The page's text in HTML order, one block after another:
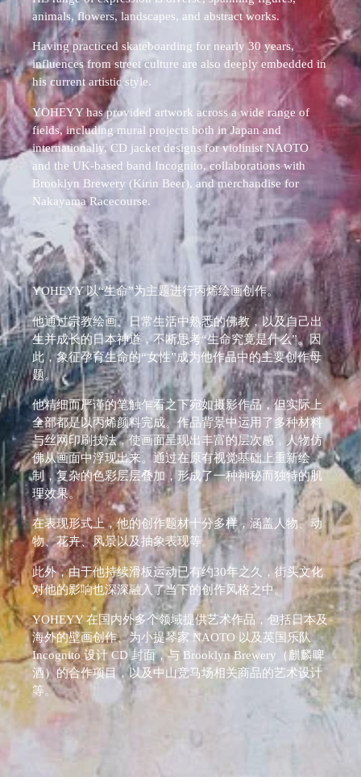
animals, flowers, landscapes, and abstract works.
Having practiced skateboarding for nearly 30 years,
influences from street culture are also deeply embedded in
his current artistic style.
YOHEYY has provided artwork across a wide range of
fields, including mural projects both in Japan and
internationally, CD jacket designs for violinist NAOTO
and the UK-based band Incognito, collaborations with
Brooklyn Brewery (Kirin Beer), and merchandise for
Nakayama Racecourse.
YOHEYY 以“生命”为主题进行丙烯绘画创作。
他通过宗教绘画、日常生活中熟悉的佛教，以及自己出
生并成长的日本神道，不断思考“生命究竟是什么”。因
此，象征孕育生命的“女性”成为他作品中的主要创作母
题。
他精细而严谨的笔触乍看之下宛如摄影作品，但实际上
全部都是以丙烯颜料完成。作品背景中运用了多种材料
与丝网印刷技法，使画面呈现出丰富的层次感，人物仿
佛从画面中浮现出来。通过在原有视觉基础上重新绘
制，复杂的色彩层层叠加，形成了一种神秘而独特的肌
理效果。
在表现形式上，他的创作题材十分多样，涵盖人物、动
物、花卉、风景以及抽象表现等。
此外，由于他持续滑板运动已有约30年之久，街头文化
对他的影响也深深融入了当下的创作风格之中。
YOHEYY 在国内外多个领域提供艺术作品，包括日本及
海外的壁画创作、为小提琴家 NAOTO 以及英国乐队
Incognito 设计 CD 封面，与 Brooklyn Brewery（麒麟啤
酒）的合作项目，以及中山竞马场相关商品的艺术设计
等。